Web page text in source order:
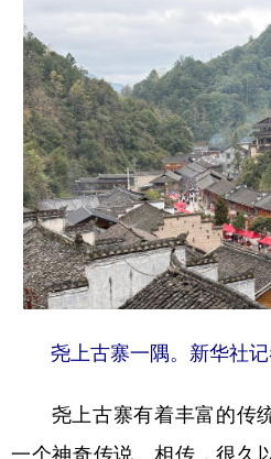
尧上古寨一隅。新华社记
尧上古寨有着丰富的传
一个神奇传说。相传，很久